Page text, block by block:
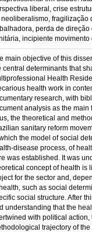
liberal, crise
fragilização
perda de
incipiente movimento
main objective of this
central determinants that
Health
health work in
research, with
analysis as the main
the theoretical and
sanitary reform
the model of social
disease process, of
was established. It was
concept of health is
for the sector and,
such as social
social structure. After
understanding that the
with political action,
trajectory of